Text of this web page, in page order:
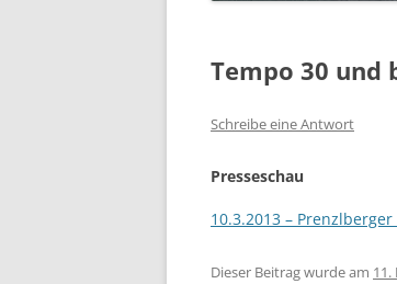
Tempo 30 und
Schreibe eine Antwort
Presseschau
10.3.2013 –
Dieser Beitrag wurde am 11.